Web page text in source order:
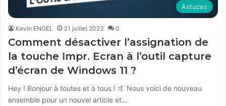
Astuces
Kevin ENGEL 31 juillet 2023 0
Comment désactiver l’assignation de
la touche Impr. Ecran à l’outil capture
d’écran de Windows 11 ?
Hey ! Bonjour à toutes et à tous ! 🤙 Nous voici de nouveau
ensemble pour un nouvel article et…